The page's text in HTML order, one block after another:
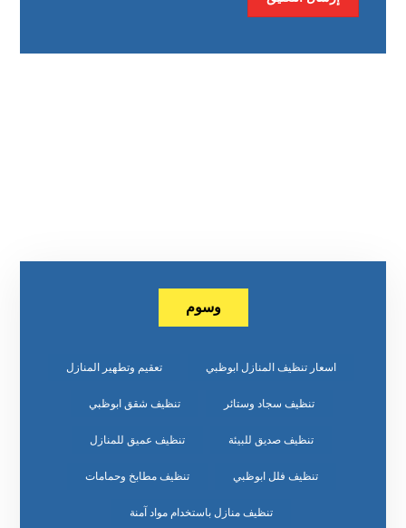
وسوم
اسعار تنظيف المنازل ابوظبي تعقيم وتطهير المنازل
تنظيف سجاد وستائر تنظيف شقق ابوظبي
تنظيف صديق للبيئة تنظيف عميق للمنازل
تنظيف فلل ابوظبي تنظيف مطابخ وحمامات
تنظيف منازل باستخدام مواد آمنة